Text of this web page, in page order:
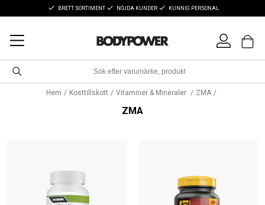
BRETT SORTIMENT NÖJDA KUNDER KUNNIG PERSONAL
Hem Kosttillskott Vitaminer & Mineraler ZMA
ZMA